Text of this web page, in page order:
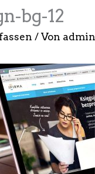
bg-12
/ Von